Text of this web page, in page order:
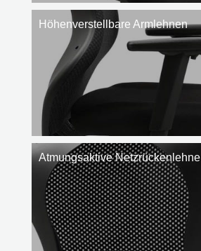
Höhenverstellbare Armlehnen
Atmungsaktive Netzrückenlehne